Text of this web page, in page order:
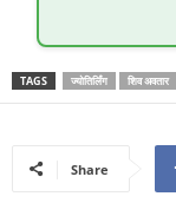
TAGS ज्योतिर्लिंग शिव अवतार
Share